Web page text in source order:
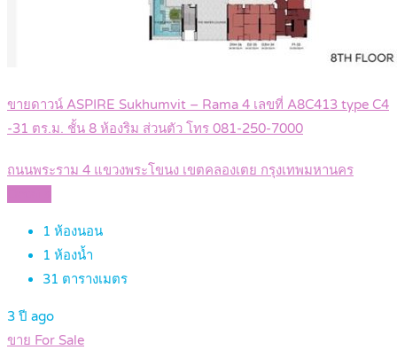
ขายดาวน์ ASPIRE Sukhumvit – Rama 4 เลขที่ A8C413 type C4
-31 ตร.ม. ชั้น 8 ห้องริม ส่วนตัว โทร 081-250-7000
ถนนพระราม 4 แขวงพระโขนง เขตคลองเตย กรุงเทพมหานคร
1 ห้องนอน
1 ห้องน้ำ
31 ตารางเมตร
3 ปี ago
ขาย For Sale